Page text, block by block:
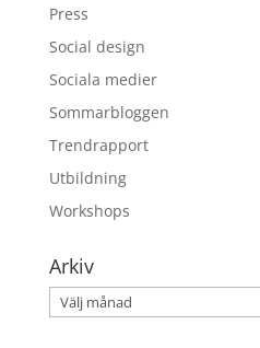
Press
Social design
Sociala medier
Sommarbloggen
Trendrapport
Utbildning
Workshops
Arkiv
Arkiv